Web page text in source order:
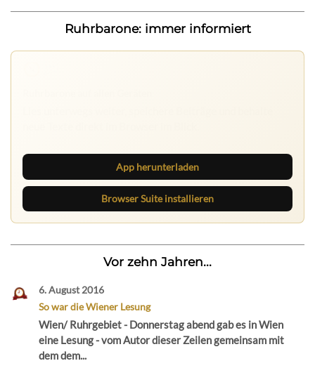
Ruhrbarone: immer informiert
App herunterladen
Browser Suite installieren
Vor zehn Jahren...
6. August 2016
So war die Wiener Lesung
Wien/ Ruhrgebiet - Donnerstag abend gab es in Wien
eine Lesung - vom Autor dieser Zeilen gemeinsam mit
dem dem...